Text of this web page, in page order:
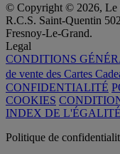
© Copyright © 2026, Le
R.C.S. Saint-Quentin
Fresnoy-Le-Grand.
Legal
CONDITIONS
de vente des Cartes
CONFIDENTIALITÉ
COOKIES
INDEX DE
Politique de